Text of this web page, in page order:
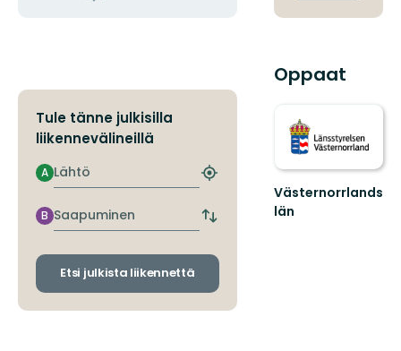
Tule tänne julkisilla
liikennevälineillä
Lähtö
A
Etsi
pysäkki
Saapuminen
B
Vaihda
ja
Etsi julkista liikennettä
Oppaat
Västernorrlands
län